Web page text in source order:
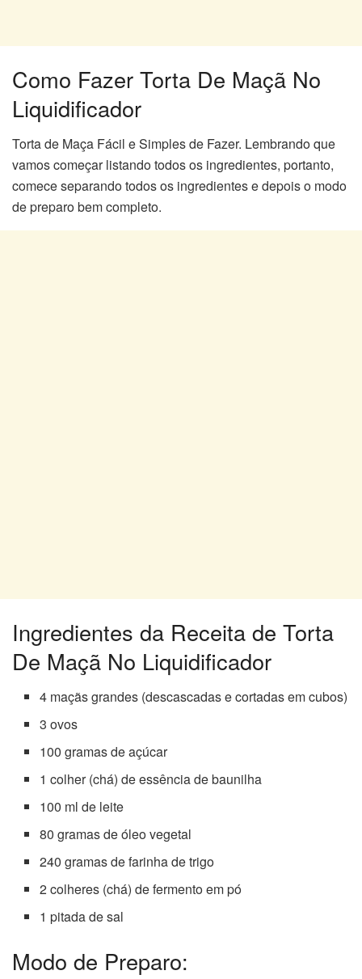
Como Fazer Torta De Maçã No
Liquidificador
Torta de Maça Fácil e Simples de Fazer. Lembrando que
vamos começar listando todos os ingredientes, portanto,
comece separando todos os ingredientes e depois o modo
de preparo bem completo.
Ingredientes da Receita de Torta
De Maçã No Liquidificador
4 maçãs grandes (descascadas e cortadas em cubos)
3 ovos
100 gramas de açúcar
1 colher (chá) de essência de baunilha
100 ml de leite
80 gramas de óleo vegetal
240 gramas de farinha de trigo
2 colheres (chá) de fermento em pó
1 pitada de sal
Modo de Preparo: